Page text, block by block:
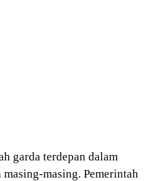
garda terdepan dalam
masing. Pemerintah